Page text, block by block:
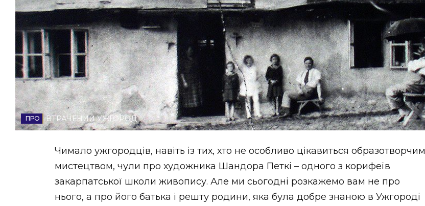
НОВИНИ ЗАХІДНОЇ УКРАЇНИ
ФОТО
ВІДЕОВТРАЧЕНИЙ УЖГОРОД
Чимало ужгородців, навіть із тих, хто не особливо цікавиться образотворчим
мистецтвом, чули про художника Шандора Петкі – одного з корифеїв
закарпатської школи живопису. Але ми сьогодні розкажемо вам не про
нього, а про його батька і решту родини, яка була добре знаною в Ужгороді